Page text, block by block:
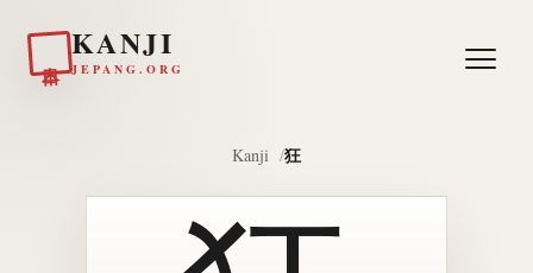
KANJI
JEPANG.ORG
Kanji 狂